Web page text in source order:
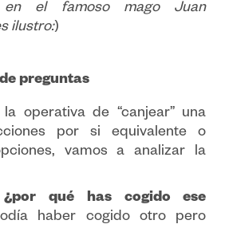
en el famoso mago Juan
ilustro:)
preguntas
operativa de “canjear” una
por si equivalente o
vamos a analizar la
¿por qué has cogido ese
haber cogido otro pero